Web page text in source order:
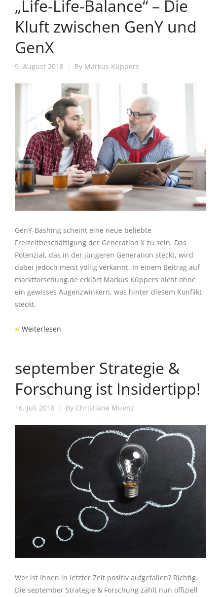
„Life-Life-Balance“ – Die
Kluft zwischen GenY und
GenX
9. August 2018 By Markus Küppers
GenY-Bashing scheint eine neue beliebte
Freizeitbeschäftigung der Generation X zu sein. Das
Potenzial, das in der jüngeren Generation steckt, wird
dabei jedoch meist völlig verkannt. In einem Beitrag auf
marktforschung.de erklärt Markus Küppers nicht ohne
ein gewisses Augenzwinkern, was hinter diesem Konflikt
steckt.
» Weiterlesen
september Strategie &
Forschung ist Insidertipp!
16. Juli 2018 By Christiane Muenz
Wer ist Ihnen in letzter Zeit positiv aufgefallen? Richtig.
Die september Strategie & Forschung zählt nun offiziell